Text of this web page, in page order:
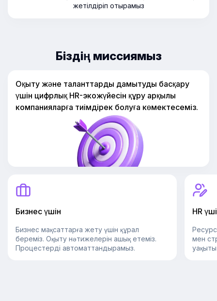
жетілдіріп отырамыз
Біздің миссиямыз
Оқыту және таланттарды дамытуды басқару
үшін цифрлық HR-экожүйесін құру арқылы
компанияларға тиімдірек болуға көмектесеміз.
Бизнес үшін
Бизнес мақсаттарға жету үшін құрал
береміз. Оқыту нәтижелерін ашық етеміз.
Процестерді автоматтандырамыз.
HR
мен